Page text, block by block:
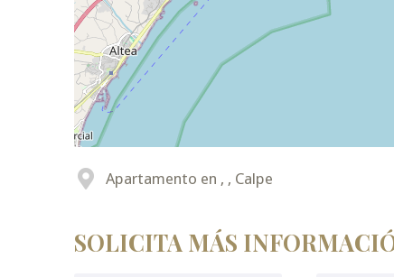
Apartamento en , , Calpe
SOLICITA MÁS